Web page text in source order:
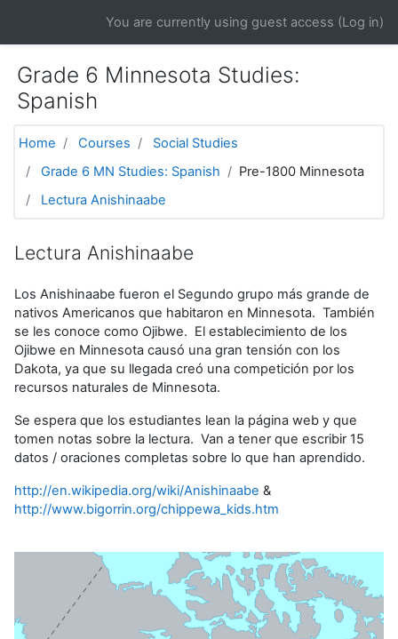
You are currently using guest access (Log in)
Grade 6 Minnesota Studies:
Spanish
Home Courses
Social Studies
Grade 6 MN Studies: Spanish
Pre-1800 Minnesota
Lectura Anishinaabe
Lectura Anishinaabe
Los Anishinaabe fueron el Segundo grupo más grande de
nativos Americanos que habitaron en Minnesota. También
se les conoce como Ojibwe. El establecimiento de los
Ojibwe en Minnesota causó una gran tensión con los
Dakota, ya que su llegada creó una competición por los
recursos naturales de Minnesota.
Se espera que los estudiantes lean la página web y que
tomen notas sobre la lectura. Van a tener que escribir 15
datos / oraciones completas sobre lo que han aprendido.
http://en.wikipedia.org/wiki/Anishinaabe &
http://www.bigorrin.org/chippewa_kids.htm